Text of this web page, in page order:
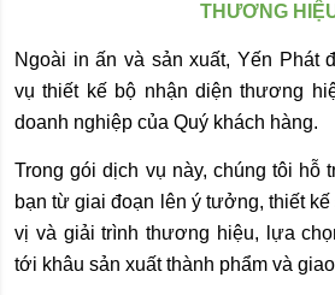
THƯƠNG
Ngoài in ấn và sản xuất, Yến Phát
vụ thiết kế bộ nhận diện thương
doanh nghiệp của Quý khách hàng.
Trong gói dịch vụ này, chúng tôi hỗ
bạn từ giai đoạn lên ý tưởng, thiết
vị và giải trình thương hiệu, lựa
tới khâu sản xuất thành phẩm và